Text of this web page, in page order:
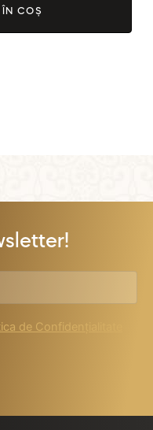
COȘ
de Confidențialitate